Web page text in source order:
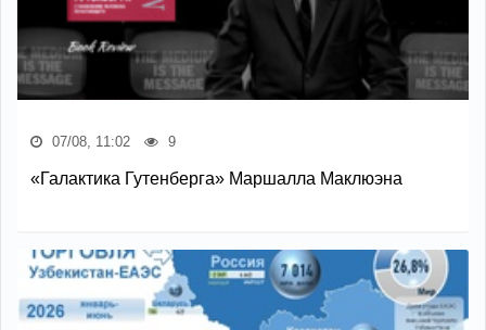
07/08, 11:02 9
«Галактика Гутенберга» Маршалла Маклюэна